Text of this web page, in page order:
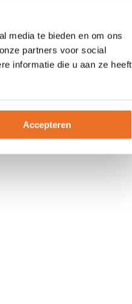
media te bieden en om ons
partners voor social
informatie die u aan ze heeft
Accepteren